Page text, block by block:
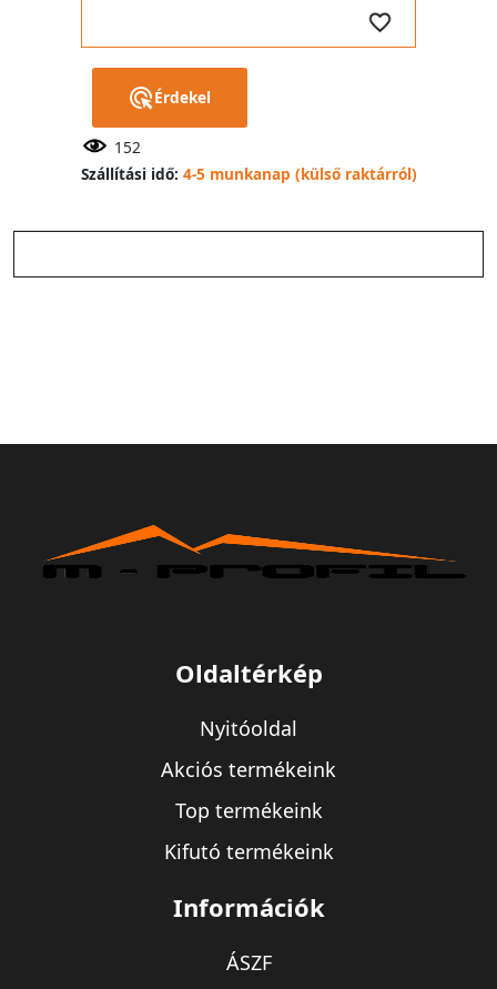
Érdekel
152
Szállítási idő: 4-5 munkanap (külső raktárról)
Oldaltérkép
Nyitóoldal
Akciós termékeink
Top termékeink
Kifutó termékeink
Információk
ÁSZF